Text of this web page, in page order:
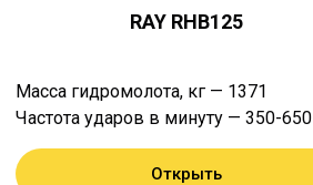
RAY RHB125
Масса гидромолота, кг — 1371
Частота ударов в минуту — 350-650
Открыть